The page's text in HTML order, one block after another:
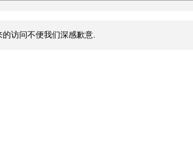
访问不便我们深感歉意.